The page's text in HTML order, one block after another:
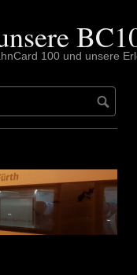
100 und unsere